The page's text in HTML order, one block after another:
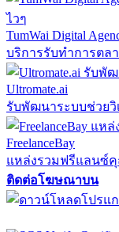
TumWai Digital
บริการรับทำการตล
Ultromate.ai
รับพัฒนาระบบช่วยวิ
FreelanceBay
แหล่งรวมฟรีแลนซ์
ติดต่อโฆษณาบน